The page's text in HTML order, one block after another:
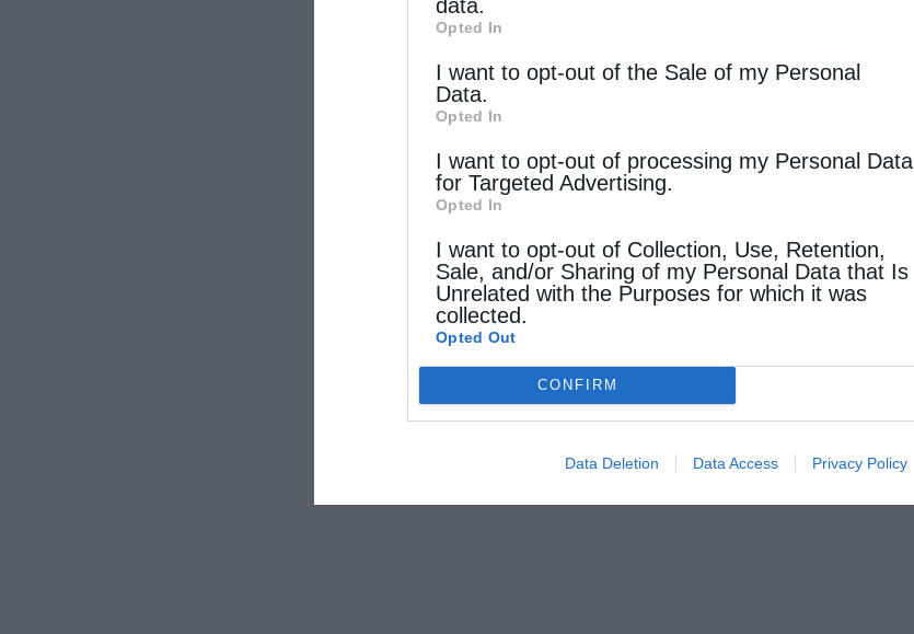
data.
Opted In
I want to opt-out of the Sale of my Personal
Data.
Opted In
I want to opt-out of processing my Personal Data
for Targeted Advertising.
Opted In
I want to opt-out of Collection, Use, Retention,
Sale, and/or Sharing of my Personal Data that Is
Unrelated with the Purposes for which it was
collected.
Opted Out
CONFIRM
Data Deletion Data Access Privacy Policy